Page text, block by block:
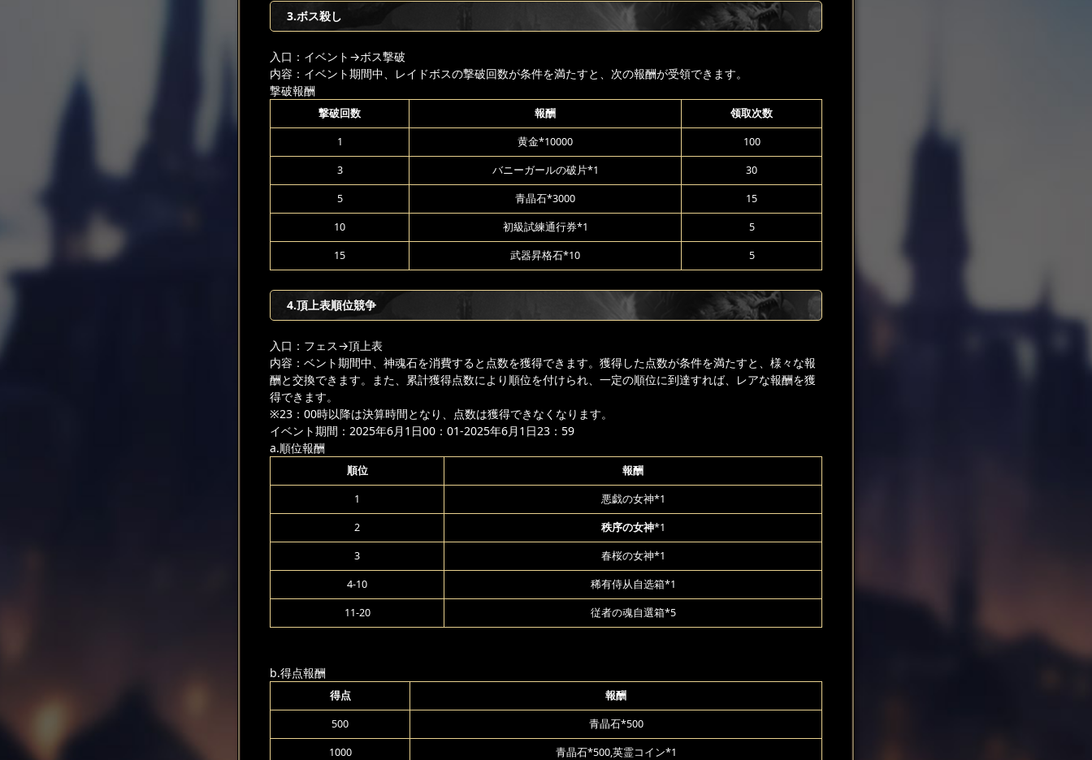
3.ボス殺し
入口：イベント →ボス撃破
内容：イベント期間中、レイドボスの撃破回数が条件を満たすと、次の報酬が受領できます。
撃破報酬
撃破回数 報酬 领取次数
1 黄金*10000 100
3 バニーガールの破片*1 30
5 青晶石*3000 15
10 初級試練通行券*1 5
15 武器昇格石*10 5
4.頂上表順位競争
入口：フェス→頂上表
内容：ベント期間中、神魂石を消費すると点数を獲得できます。獲得した点数が条件を満たすと、様々な報
酬と交換できます。また、累計獲得点数により順位を付けられ、一定の順位に到達すれば、レアな報酬を獲
得できます。
※23：00時以降は決算時間となり、点数は獲得できなくなります。
イベント期間：2025年6月1日00：01-2025年6月1日23：59
a.順位報酬
順位 報酬
1 悪戯の女神*1
2 秩序の女神*1
3 春桜の女神*1
4-10 稀有侍从自选箱*1
11-20 従者の魂自選箱*5
b.得点報酬
得点 報酬
500 青晶石*500
1000 青晶石*500,英霊コイン*1